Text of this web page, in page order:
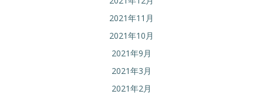
2021年11月
2021年10月
2021年9月
2021年3月
2021年2月